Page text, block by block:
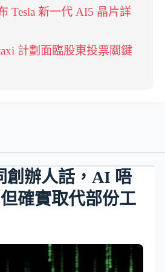
Tesla 新一代 AI5 晶片詳
計劃面臨股東投票關鍵
創辦人話，AI 唔
確實取代部份工